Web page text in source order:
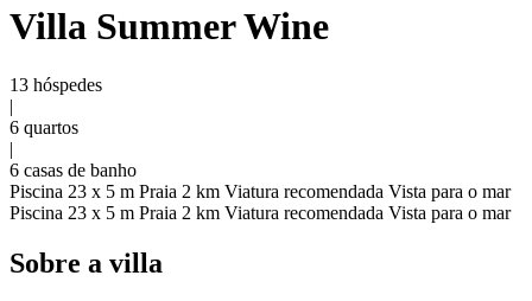
Villa Summer Wine
13 hóspedes
|
6 quartos
|
6 casas de banho
Piscina 23 x 5 m Praia 2 km Viatura recomendada Vista para o mar
Piscina 23 x 5 m Praia 2 km Viatura recomendada Vista para o mar
Sobre a villa